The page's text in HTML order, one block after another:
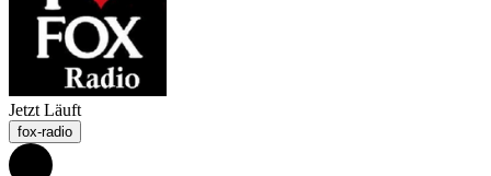
Jetzt Läuft
fox-radio